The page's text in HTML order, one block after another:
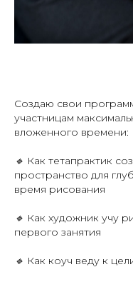
Создаю свои
участницам
вложенного времени:
🔹 Как тетапрактик
пространство для
время рисования
🔹 Как художник учу
первого занятия
🔹 Как коуч веду к